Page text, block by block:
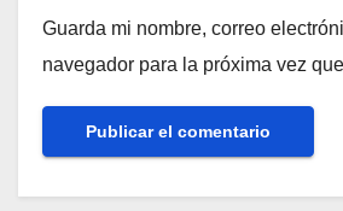
Guarda mi nombre, correo
navegador para la próxima vez